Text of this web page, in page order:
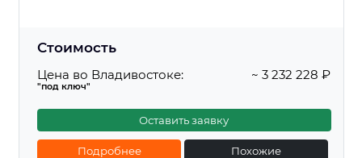
Стоимость
Цена во Владивостоке:
"под ключ"
~ 3 232 228 ₽
Оставить заявку
Подробнее Похожие